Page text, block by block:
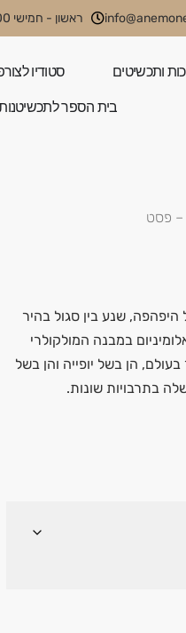
ראשון - חמישי 08:00-17:00
ותכשיטים סטודיו
בית הספר לתכשיטנות
– פסט
שנע בין סגול בהיר
במבנה המולקולרי
הן בשל יופייה והן בשל
בתרבויות שונות.